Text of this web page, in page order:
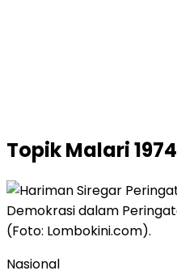
TopikMalari 1974
Nasional